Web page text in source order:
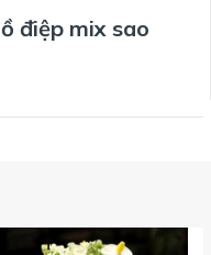
điệp mix sao